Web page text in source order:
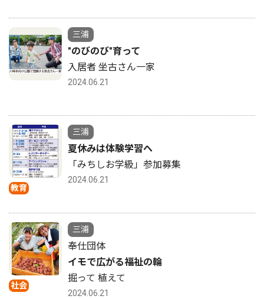
三浦
"のびのび"育って
入居者 坐古さん一家
2024.06.21
教育
三浦
夏休みは体験学習へ
「みちしお学級」参加募集
2024.06.21
社会
三浦
奉仕団体
イモで広がる福祉の輪
掘って 植えて
2024.06.21